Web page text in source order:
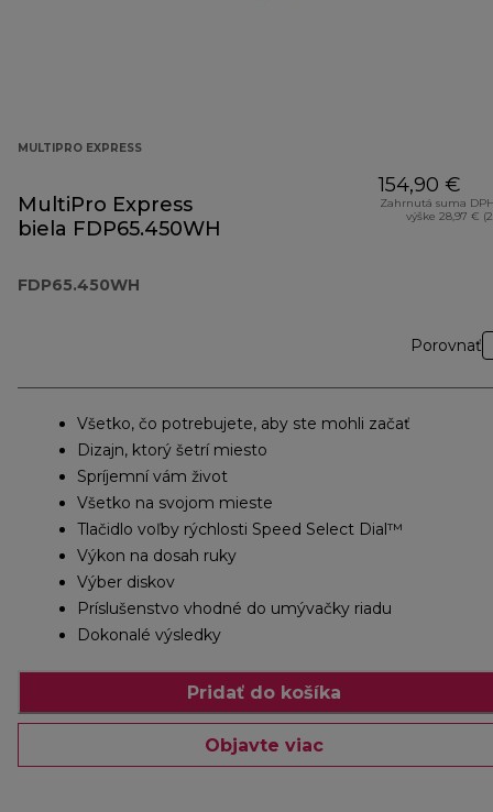
MULTIPRO EXPRESS
MultiPro Express
biela FDP65.450WH
FDP65.450WH
154,90 €
Zahrnutá suma
výške 28,97 €
Porovnať
Všetko, čo potrebujete, aby ste mohli začať
Dizajn, ktorý šetrí miesto
Spríjemní vám život
Všetko na svojom mieste
Tlačidlo voľby rýchlosti Speed ​​Select Dial™
Výkon na dosah ruky
Výber diskov
Príslušenstvo vhodné do umývačky riadu
Dokonalé výsledky
Pridať do košíka
Objavte viac